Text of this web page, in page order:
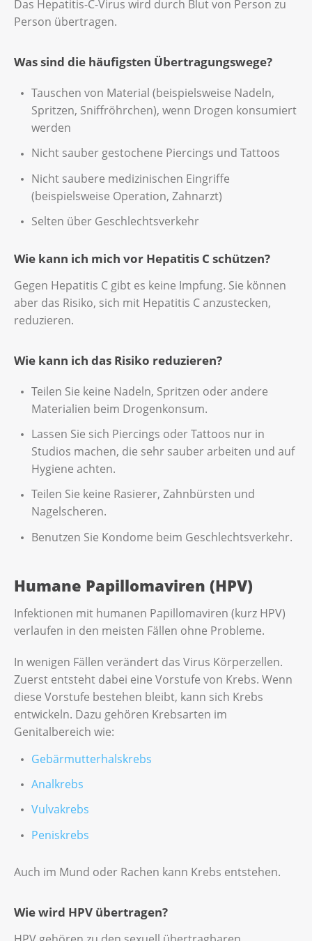
Das Hepatitis-C-Virus wird durch Blut von Person zu
Person übertragen.
Was sind die häufigsten Übertragungswege?
Tauschen von Material (beispielsweise Nadeln,
Spritzen, Sniffröhrchen), wenn Drogen konsumiert
werden
Nicht sauber gestochene Piercings und Tattoos
Nicht saubere medizinischen Eingriffe
(beispielsweise Operation, Zahnarzt)
Selten über Geschlechtsverkehr
Wie kann ich mich vor Hepatitis C schützen?
Gegen Hepatitis C gibt es keine Impfung. Sie können
aber das Risiko, sich mit Hepatitis C anzustecken,
reduzieren.
Wie kann ich das Risiko reduzieren?
Teilen Sie keine Nadeln, Spritzen oder andere
Materialien beim Drogenkonsum.
Lassen Sie sich Piercings oder Tattoos nur in
Studios machen, die sehr sauber arbeiten und auf
Hygiene achten.
Teilen Sie keine Rasierer, Zahnbürsten und
Nagelscheren.
Benutzen Sie Kondome beim Geschlechtsverkehr.
Humane Papillomaviren (HPV)
Infektionen mit humanen Papillomaviren (kurz HPV)
verlaufen in den meisten Fällen ohne Probleme.
In wenigen Fällen verändert das Virus Körperzellen.
Zuerst entsteht dabei eine Vorstufe von Krebs. Wenn
diese Vorstufe bestehen bleibt, kann sich Krebs
entwickeln. Dazu gehören Krebsarten im
Genitalbereich wie:
Gebärmutterhalskrebs
Analkrebs
Vulvakrebs
Peniskrebs
Auch im Mund oder Rachen kann Krebs entstehen.
Wie wird HPV übertragen?